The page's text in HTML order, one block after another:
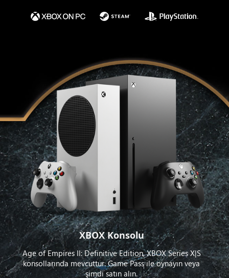
XBOX Konsolu
Age of Empires II: Definitive Edition, XBOX Series X|S
konsollarında mevcuttur. Game Pass ile oynayın veya
şimdi satın alın.